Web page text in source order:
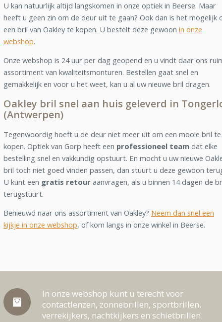
U kan natuurlijk altijd langskomen in onze optiek in Beerse. Maar
heeft u geen zin om de deur uit te gaan? Ook dan is het mogelijk
een bril van Oakley te kopen. U bestelt deze gewoon in onze
webshop.
Onze webshop is 24 uur per dag geopend en u vindt daar ons
assortiment van kwaliteitsmonturen. Bestellen gaat snel en
gemakkelijk en voor u het weet, kan u al uw nieuwe bril dragen.
Oakley bril snel aan huis geleverd in
(Antwerpen)
Tegenwoordig hoeft u de deur niet meer uit om een mooie bril te
kopen. Optiek van Gorp heeft een professioneel team dat elke
bestelling snel en vakkundig opstuurt. En mocht u uw nieuwe
bril toch niet goed vinden passen, dan stuurt u deze gewoon
U kunt een gratis retour aanvragen, als u binnen 14 dagen de
terugstuurt.
Benieuwd naar ons assortiment van Oakley? Neem dan snel een
kijkje in onze webshop, of kom langs in onze winkel in Beerse.
In onze webshop kunt u terecht voor
contactlenzen, zonnebrillen, sportbrillen,
verrekijkers, nachtkijkers en schietbrillen.